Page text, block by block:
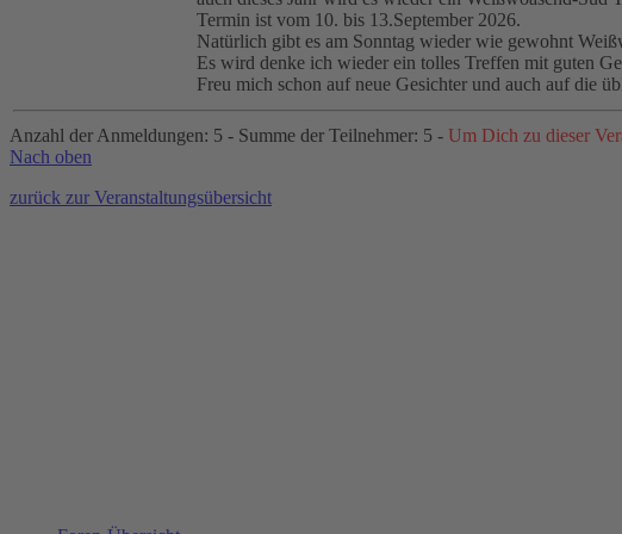
Termin ist vom 10. bis 13.September 2026.
Natürlich gibt es am Sonntag wieder wie gewohnt
Es wird denke ich wieder ein tolles Treffen mit guten
Freu mich schon auf neue Gesichter und auch auf die
Anzahl der Anmeldungen: 5 - Summe der Teilnehmer: 5 - Um Dich zu dieser
Nach oben
zurück zur Veranstaltungsübersicht